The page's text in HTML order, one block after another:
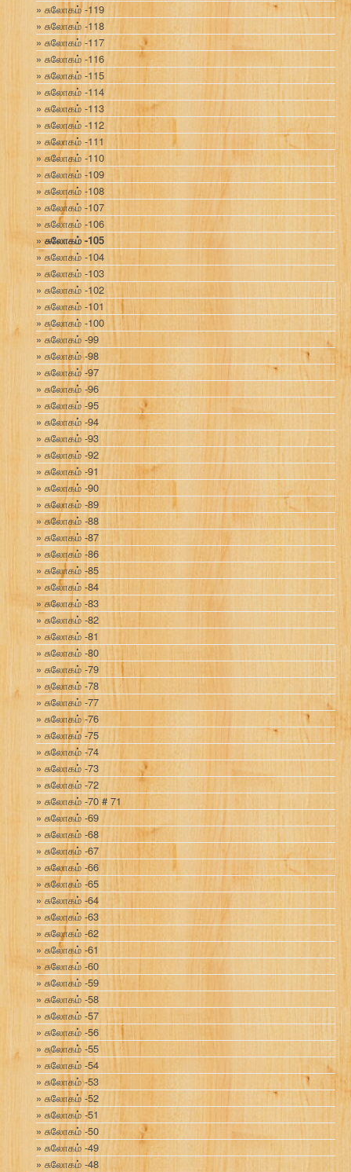
சுலோகம் -119
சுலோகம் -118
சுலோகம் -117
சுலோகம் -116
சுலோகம் -115
சுலோகம் -114
சுலோகம் -113
சுலோகம் -112
சுலோகம் -111
சுலோகம் -110
சுலோகம் -109
சுலோகம் -108
சுலோகம் -107
சுலோகம் -106
சுலோகம் -105
சுலோகம் -104
சுலோகம் -103
சுலோகம் -102
சுலோகம் -101
சுலோகம் -100
சுலோகம் -99
சுலோகம் -98
சுலோகம் -97
சுலோகம் -96
சுலோகம் -95
சுலோகம் -94
சுலோகம் -93
சுலோகம் -92
சுலோகம் -91
சுலோகம் -90
சுலோகம் -89
சுலோகம் -88
சுலோகம் -87
சுலோகம் -86
சுலோகம் -85
சுலோகம் -84
சுலோகம் -83
சுலோகம் -82
சுலோகம் -81
சுலோகம் -80
சுலோகம் -79
சுலோகம் -78
சுலோகம் -77
சுலோகம் -76
சுலோகம் -75
சுலோகம் -74
சுலோகம் -73
சுலோகம் -72
சுலோகம் -70 # 71
சுலோகம் -69
சுலோகம் -68
சுலோகம் -67
சுலோகம் -66
சுலோகம் -65
சுலோகம் -64
சுலோகம் -63
சுலோகம் -62
சுலோகம் -61
சுலோகம் -60
சுலோகம் -59
சுலோகம் -58
சுலோகம் -57
சுலோகம் -56
சுலோகம் -55
சுலோகம் -54
சுலோகம் -53
சுலோகம் -52
சுலோகம் -51
சுலோகம் -50
சுலோகம் -49
சுலோகம் -48